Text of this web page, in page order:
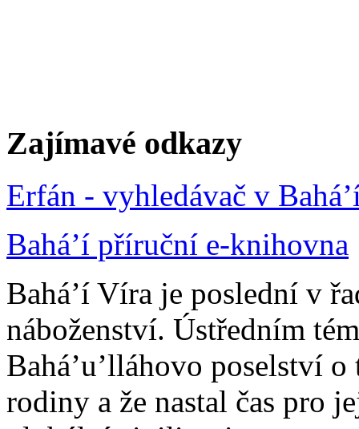
Zajímavé odkazy
Erfán - vyhledávač v
Bahá’í příruční e-knihovna
Bahá’í Víra je poslední v
náboženství. Ústředním
Bahá’u’lláhovo poselství
rodiny a že nastal čas pro